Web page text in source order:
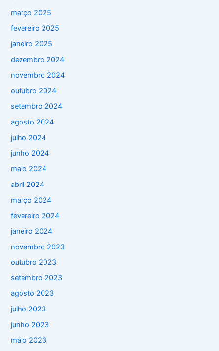
março 2025
fevereiro 2025
janeiro 2025
dezembro 2024
novembro 2024
outubro 2024
setembro 2024
agosto 2024
julho 2024
junho 2024
maio 2024
abril 2024
março 2024
fevereiro 2024
janeiro 2024
novembro 2023
outubro 2023
setembro 2023
agosto 2023
julho 2023
junho 2023
maio 2023